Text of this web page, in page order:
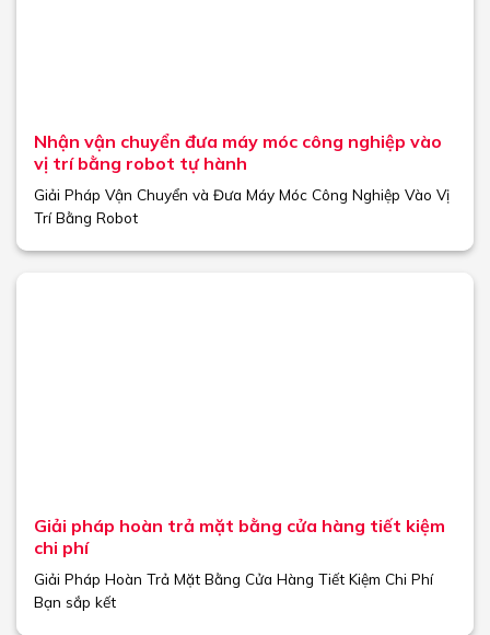
Nhận vận chuyển đưa máy móc công nghiệp vào
vị trí bằng robot tự hành
Giải Pháp Vận Chuyển và Đưa Máy Móc Công Nghiệp Vào Vị
Trí Bằng Robot
Giải pháp hoàn trả mặt bằng cửa hàng tiết kiệm
chi phí
Giải Pháp Hoàn Trả Mặt Bằng Cửa Hàng Tiết Kiệm Chi Phí
Bạn sắp kết